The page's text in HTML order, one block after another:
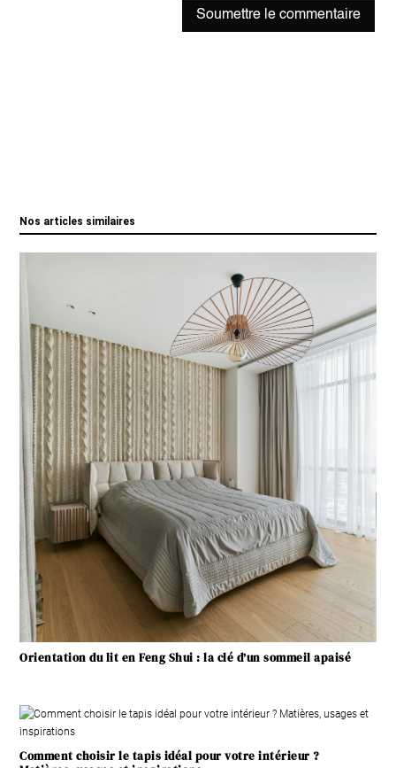
Soumettre le commentaire
Nos articles similaires
Orientation du lit en Feng Shui : la clé d’un sommeil apaisé
Comment choisir le tapis idéal pour votre intérieur ?